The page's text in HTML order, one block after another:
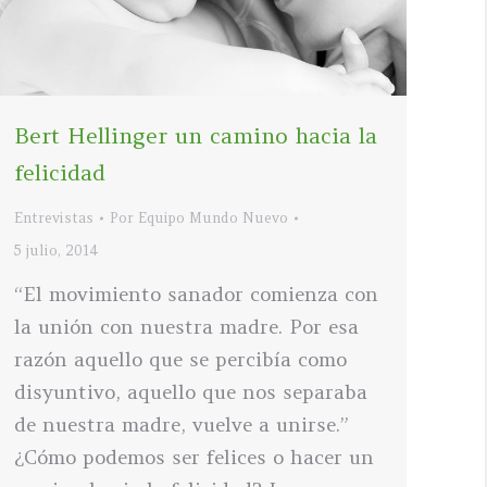
Bert Hellinger un camino hacia la
felicidad
Entrevistas Por Equipo Mundo Nuevo
5 julio, 2014
“El movimiento sanador comienza con
la unión con nuestra madre. Por esa
razón aquello que se percibía como
disyuntivo, aquello que nos separaba
de nuestra madre, vuelve a unirse.”
¿Cómo podemos ser felices o hacer un